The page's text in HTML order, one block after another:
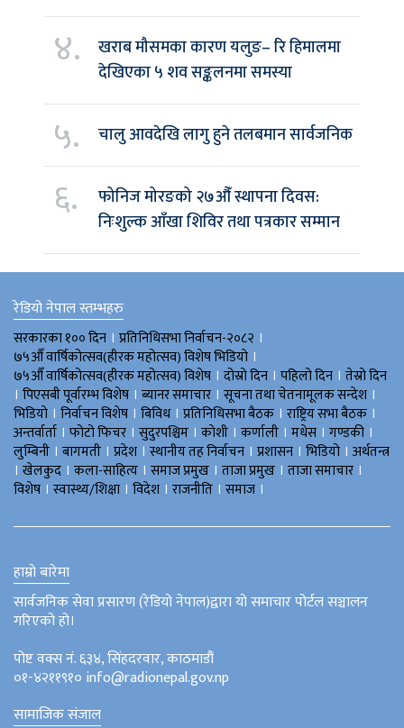
४.
खराब मौसमका कारण यलुङ– रि हिमालमा
देखिएका ५ शव सङ्कलनमा समस्या
५. चालु आवदेखि लागु हुने तलबमान सार्वजनिक
६.
फोनिज मोरङको २७औँ स्थापना दिवस:
निःशुल्क आँखा शिविर तथा पत्रकार सम्मान
रेडियो नेपाल स्तम्भहरु
सरकारका १०० दिन । प्रतिनिधिसभा निर्वाचन-२०८२ ।
७५औँ वार्षिकोत्सव(हीरक महोत्सव) विशेष भिडियाे ।
७५औँ वार्षिकोत्सव(हीरक महोत्सव) विशेष । दोस्रो दिन । पहिलो दिन । तेस्रो दिन
। पिएसबी पूर्वारम्भ विशेष । ब्यानर समाचार । सूचना तथा चेतनामूलक सन्देश ।
भिडियाे । निर्वाचन विशेष । बिविध। प्रतिनिधिसभा बैठक । राष्ट्रिय सभा बैठक ।
अन्तर्वार्ता । फोटो फिचर । सुदुरपश्चिम । काेशी । कर्णाली । मधेस । गण्डकी ।
लुम्बिनी । बागमती । प्रदेश । स्थानीय तह निर्वाचन । प्रशासन । भिडियो । अर्थतन्त्र
। खेलकुद । कला-साहित्य । समाज प्रमुख । ताजा प्रमुख । ताजा समाचार ।
विशेष । स्वास्थ्य/शिक्षा । विदेश । राजनीति । समाज ।
हाम्रो बारेमा
सार्वजनिक सेवा प्रसारण (रेडियो नेपाल)द्वारा यो समाचार पोर्टल सञ्चालन
गरिएको हो।
पोष्ट वक्स नं. ६३४, सिंहदरवार, काठमाडौं
०१-४२११९१० info@radionepal.gov.np
सामाजिक संजाल